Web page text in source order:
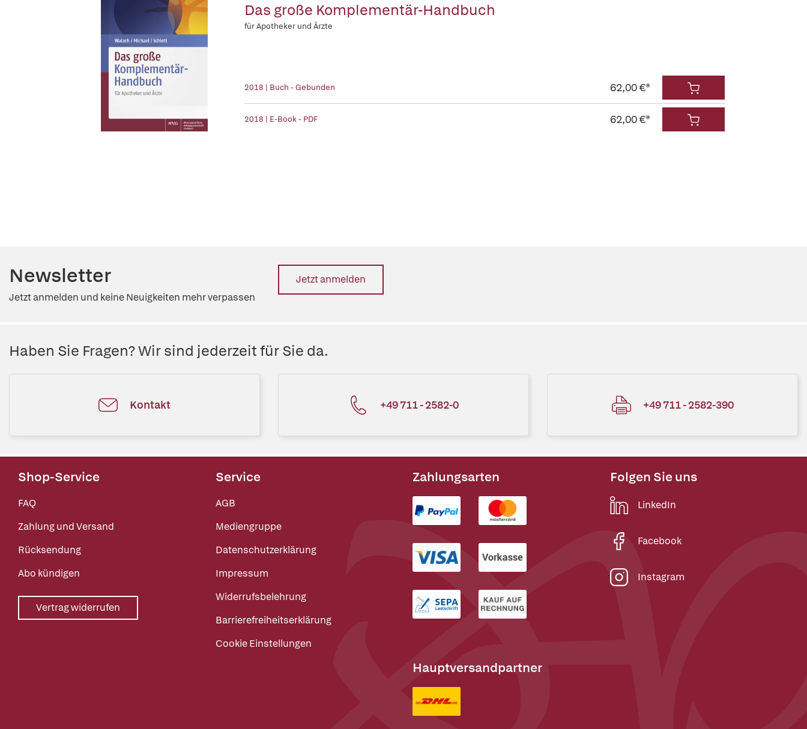
Das große Komplementär-Handbuch
für Apotheker und Ärzte
2018 | Buch - Gebunden 62,00 €*
2018 | E-Book - PDF 62,00 €*
Newsletter
Jetzt anmelden und keine Neuigkeiten mehr verpassen
Jetzt anmelden
Haben Sie Fragen? Wir sind jederzeit für Sie da.
Kontakt +49 711 - 2582-0 +49 711 - 2582-390
Shop-Service
FAQ
Zahlung und Versand
Rücksendung
Abo kündigen
Vertrag widerrufen
Service
AGB
Mediengruppe
Datenschutzerklärung
Impressum
Widerrufsbelehrung
Barrierefreiheitserklärung
Cookie Einstellungen
Zahlungsarten
Hauptversandpartner
Folgen Sie uns
LinkedIn
Facebook
Instagram